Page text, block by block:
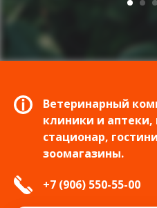
Ветеринарный
клиники и аптеки,
стационар,
зоомагазины.
+7 (906) 550-55-00